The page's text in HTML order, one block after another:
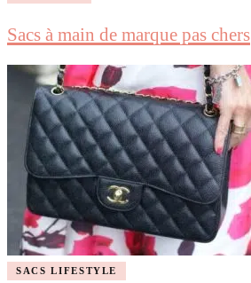
Sacs à main de marque pas chers
SACS LIFESTYLE